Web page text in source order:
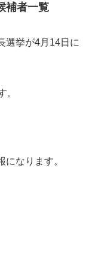
補者一覧
選挙が4月14日に
。
なります。